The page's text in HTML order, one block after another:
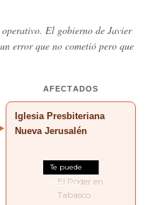
El gobierno de Javier
error que no cometió pero que
AFECTADOS
Iglesia Presbiteriana
Nueva Jerusalén
El Poder en
Tabasco